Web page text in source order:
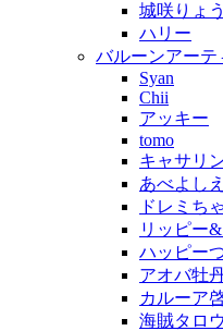
城咲りょう
ハリー
バルーンアーテ
Syan
Chii
アッキー
tomo
キャサリ
あべよしえ
ドレミち
リッピー
ハッピー
アオバ牡
カルーア
海賊タロウ